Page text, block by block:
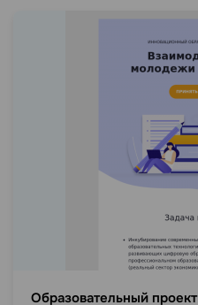
Образовательный проект